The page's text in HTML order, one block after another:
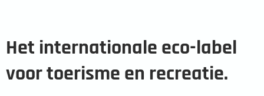
Het internationale eco-label
voor toerisme en recreatie.